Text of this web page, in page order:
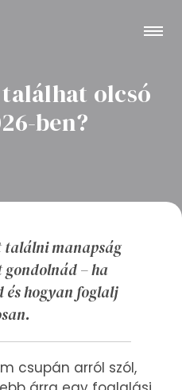
olcsó
ben?
találni manapság
– ha
és hogyan foglalj
csupán arról szól,